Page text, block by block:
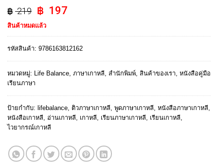
219 Original
price
was:
฿ 219.
197
is:
฿ 197.
สินค้าหมดแล้ว
รหัสสินค้า: 9786163812162
หมวดหมู่: Life Balance ภาษาเกาหลี สำนักพิมพ์ สินค้าของเรา หนังสือคู่มือ
เรียนภาษา
ป้ายกำกับ: lifebalance ติวภาษาเกาหลี พูดภาษาเกาหลี หนังสือภาษาเกาหลี
หนังสือเกาหลี
อ่านเกาหลี เกาหลี เรียนภาษาเกาหลี เรียนเกาหลี
ไวยากรณ์เกาหลี